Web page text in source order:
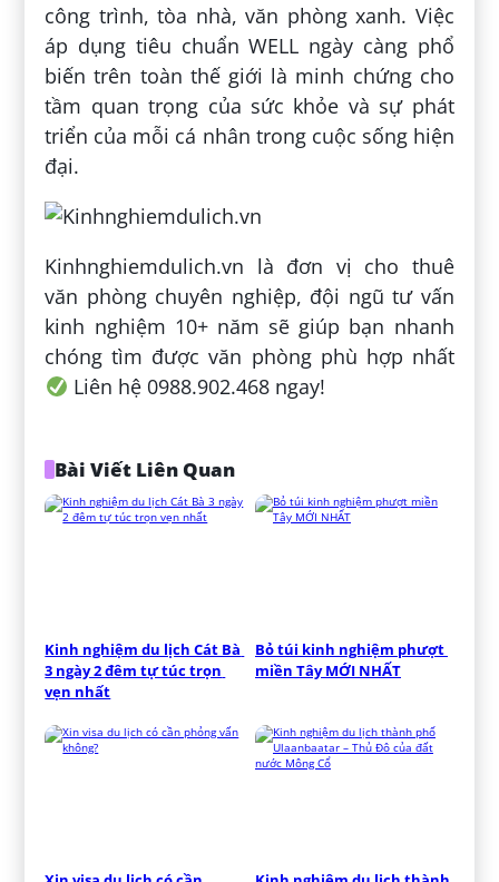
công trình, tòa nhà, văn phòng xanh. Việc
áp dụng tiêu chuẩn WELL ngày càng phổ
biến trên toàn thế giới là minh chứng cho
tầm quan trọng của sức khỏe và sự phát
triển của mỗi cá nhân trong cuộc sống hiện
đại.
Kinhnghiemdulich.vn là đơn vị cho thuê
văn phòng chuyên nghiệp, đội ngũ tư vấn
kinh nghiệm 10+ năm sẽ giúp bạn nhanh
chóng tìm được văn phòng phù hợp nhất
Liên hệ 0988.902.468 ngay!
Bài Viết Liên Quan
Kinh nghiệm du lịch Cát Bà
3 ngày 2 đêm tự túc trọn
vẹn nhất
Bỏ túi kinh nghiệm phượt
miền Tây MỚI NHẤT